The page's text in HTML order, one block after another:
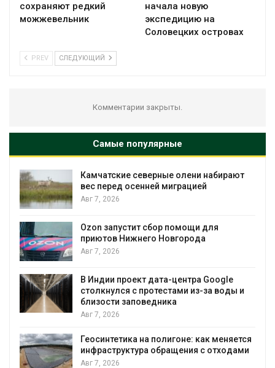
сохраняют редкий
можжевельник
начала новую
экспедицию на
Соловецких островах
PREV СЛЕДУЮЩИЙ
Комментарии закрыты.
Самые популярные
Камчатские северные олени набирают
вес перед осенней миграцией
Авг 7, 2026
Ozon запустит сбор помощи для
приютов Нижнего Новгорода
Авг 7, 2026
В Индии проект дата-центра Google
столкнулся с протестами из-за воды и
близости заповедника
Авг 7, 2026
Геосинтетика на полигоне: как меняется
инфраструктура обращения с отходами
Авг 7, 2026